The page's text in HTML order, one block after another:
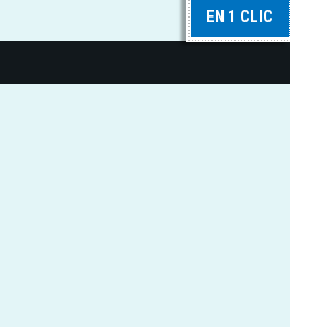
EN 1 CLIC